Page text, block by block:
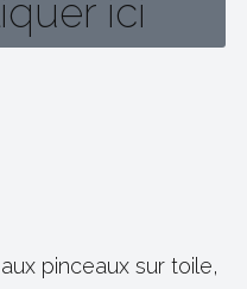
ici
pinceaux sur toile,